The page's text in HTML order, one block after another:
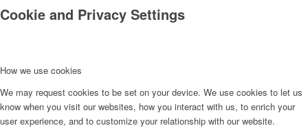
Cookie and Privacy Settings
How we use cookies
We may request cookies to be set on your device. We use cookies to let us
know when you visit our websites, how you interact with us, to enrich your
user experience, and to customize your relationship with our website.